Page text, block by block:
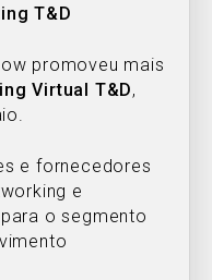
T&D
promoveu mais
Virtual T&D,
e fornecedores
e
o segmento